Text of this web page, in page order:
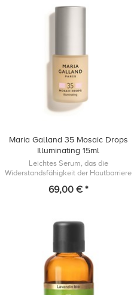
Maria Galland 35 Mosaic Drops
Illuminating 15ml
Leichtes Serum, das die
Widerstandsfähigkeit der Hautbarriere
entgegenwirkt, indem es Deiner Haut einen
69,00 € *